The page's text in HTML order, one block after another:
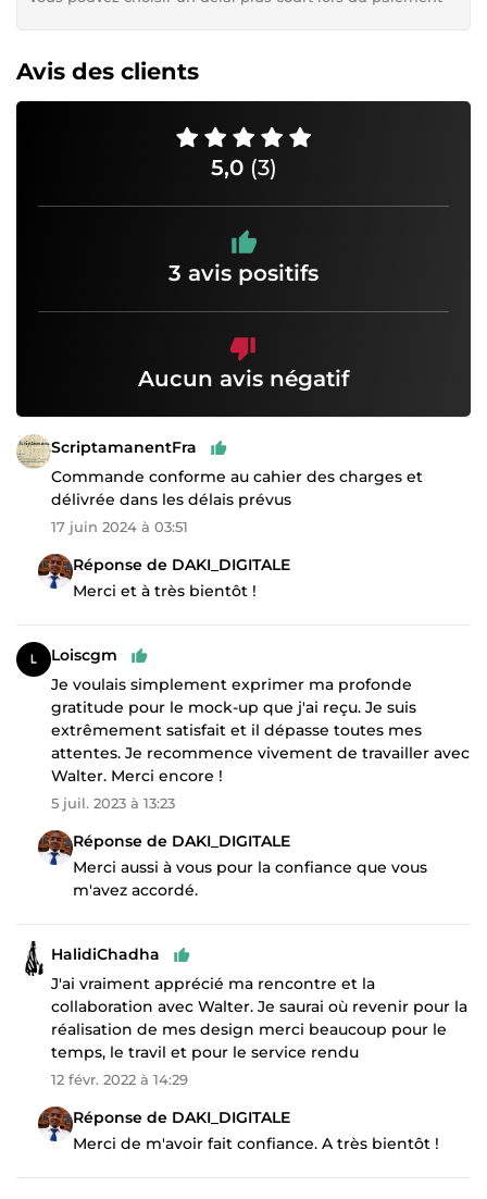
Avis des clients
5,0 (3)
3 avis positifs
Aucun avis négatif
ScriptamanentFra
Commande conforme au cahier des charges et
délivrée dans les délais prévus
17 juin 2024 à 03:51
Réponse de DAKI_DIGITALE
Merci et à très bientôt !
Loiscgm
Je voulais simplement exprimer ma profonde
gratitude pour le mock-up que j'ai reçu. Je suis
extrêmement satisfait et il dépasse toutes mes
attentes. Je recommence vivement de travailler avec
Walter. Merci encore !
5 juil. 2023 à 13:23
Réponse de DAKI_DIGITALE
Merci aussi à vous pour la confiance que vous
m'avez accordé.
HalidiChadha
J'ai vraiment apprécié ma rencontre et la
collaboration avec Walter. Je saurai où revenir pour la
réalisation de mes design merci beaucoup pour le
temps, le travil et pour le service rendu
12 févr. 2022 à 14:29
Réponse de DAKI_DIGITALE
Merci de m'avoir fait confiance. A très bientôt !